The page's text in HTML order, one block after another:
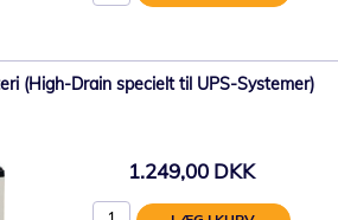
(High-Drain specielt til UPS-Systemer)
1.249,00 DKK